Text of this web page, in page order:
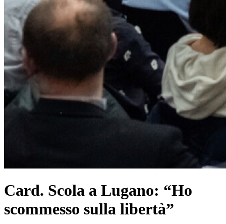
Card. Scola a Lugano: “Ho
scommesso sulla libertà”